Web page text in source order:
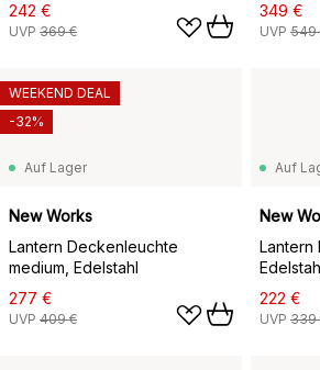
242 €
UVP 369 €
349 €
UVP 549
Auf Lager
New Works
Lantern Deckenleuchte
medium, Edelstahl
277 €
UVP 409 €
WEEKEND DEAL
-32%
Auf
New
Lantern
222 €
UVP 339